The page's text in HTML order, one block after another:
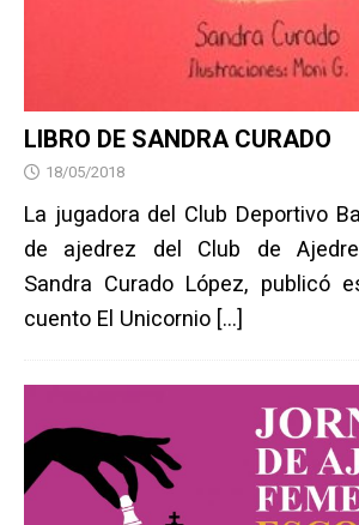
LIBRO DE SANDRA CURADO
18/05/2018
La jugadora del Club Deportivo
de ajedrez del Club de
Sandra Curado López, publicó
cuento El Unicornio […]